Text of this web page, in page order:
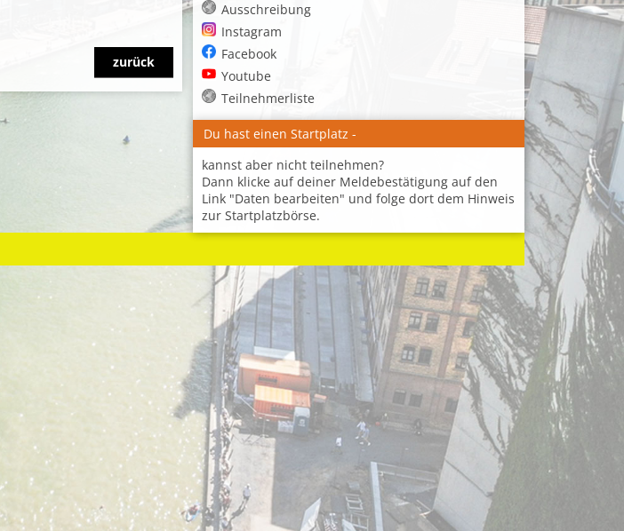
zurück
Ausschreibung
Instagram
Facebook
Youtube
Teilnehmerliste
Du hast einen Startplatz -
kannst aber nicht teilnehmen?
Dann klicke auf deiner Meldebestätigung auf den
Link "Daten bearbeiten" und folge dort dem Hinweis
zur Startplatzbörse.